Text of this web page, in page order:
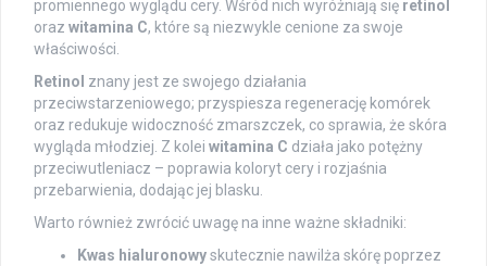
promiennego wyglądu cery. Wśród nich wyróżniają się retinol
oraz witamina C, które są niezwykle cenione za swoje
właściwości.
Retinol znany jest ze swojego działania
przeciwstarzeniowego; przyspiesza regenerację komórek
oraz redukuje widoczność zmarszczek, co sprawia, że skóra
wygląda młodziej. Z kolei witamina C działa jako potężny
przeciwutleniacz – poprawia koloryt cery i rozjaśnia
przebarwienia, dodając jej blasku.
Warto również zwrócić uwagę na inne ważne składniki:
Kwas hialuronowyskutecznie nawilża skórę poprzez